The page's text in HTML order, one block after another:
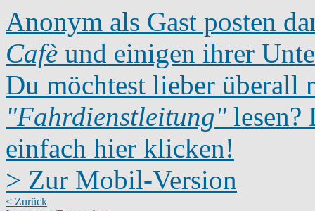
Anonym als Gast posten
Cafè und einigen ihrer
Du möchtest lieber überall
"Fahrdienstleitung"lesen?
einfach hier klicken!
> Zur Mobil-Version
< Zurück